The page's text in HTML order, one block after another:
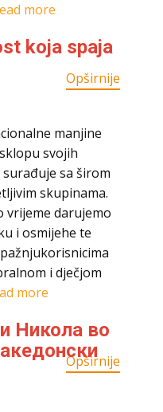
more
Opširnije
koja spaja
manjine
svojih
sa širom
skupinama.
vrijeme darujemo
i osmijehe te
i dječjom
more
Opširnije
Никола во